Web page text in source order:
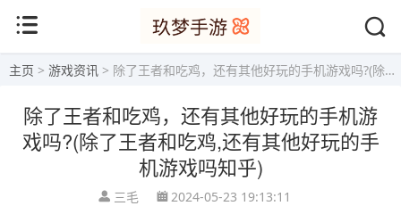
主页 > 游戏资讯 > 除了王者和吃鸡，还有其他好玩的手机游戏吗?(除了王者和吃鸡,还有其他好玩的手机游戏吗知乎)
除了王者和吃鸡，还有其他好玩的手机游
戏吗?(除了王者和吃鸡,还有其他好玩的手
机游戏吗知乎)
三毛 2024-05-23 19:13:11